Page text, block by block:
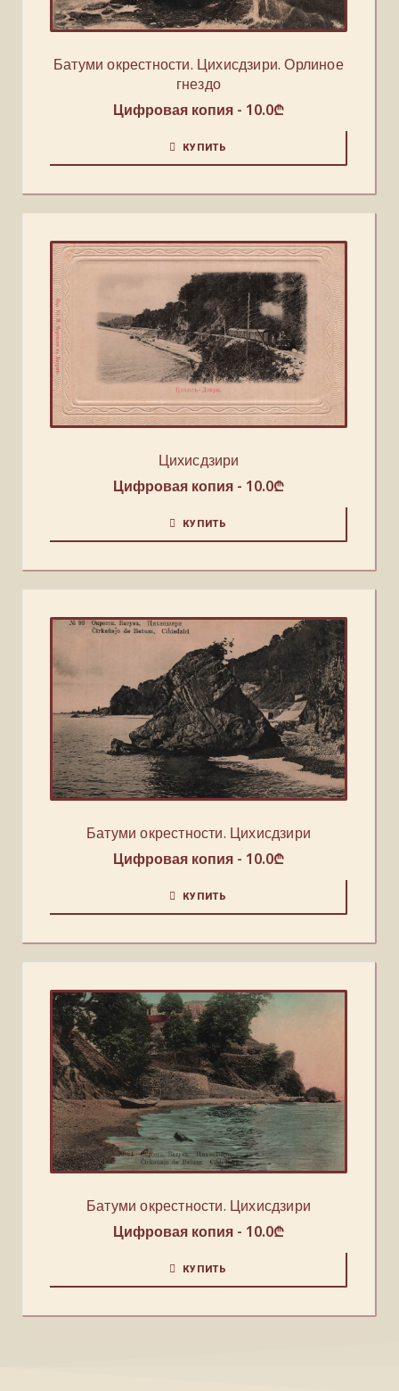
Батуми окрестности. Цихисдзири. Орлиное
гнездо
Цифровая копия - 10.0₾
КУПИТЬ
Цихисдзири
Цифровая копия - 10.0₾
КУПИТЬ
Батуми окрестности. Цихисдзири
Цифровая копия - 10.0₾
КУПИТЬ
Батуми окрестности. Цихисдзири
Цифровая копия - 10.0₾
КУПИТЬ